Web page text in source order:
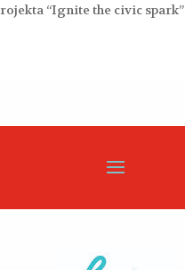
“Ignite the civic spark”